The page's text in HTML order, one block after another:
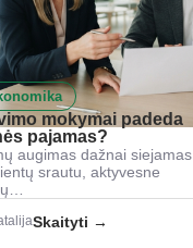
mokymai padeda
pajamas?
augimas dažnai siejamas
srautu, aktyvesne
Skaityti →